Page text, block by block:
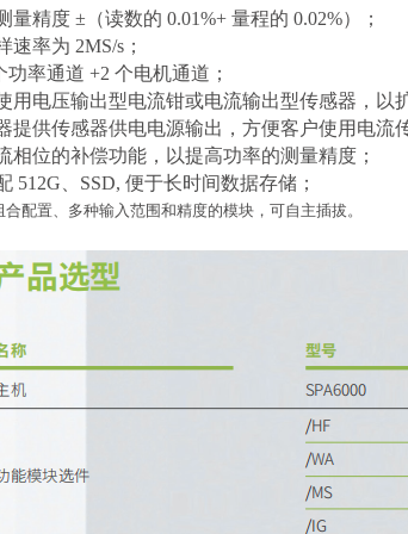
量精度 ±（读数的 0.01%+ 量程的 0.02%）；
速率为 2MS/s；
功率通道 +2 个电机通道；
用电压输出型电流钳或电流输出型传感器，以
提供传感器供电电源输出，方便客户使用电流
相位的补偿功能，以提高功率的测量精度；
512G、SSD, 便于长时间数据存储；
合配置、多种输入范围和精度的模块，可自主插拔。